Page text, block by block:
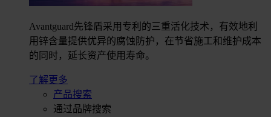
Avantguard先锋盾采用专利的三重活化技术，有效地利
用锌含量提供优异的腐蚀防护，在节省施工和维护成本
的同时，延长资产使用寿命。
了解更多
产品搜索
通过品牌搜索